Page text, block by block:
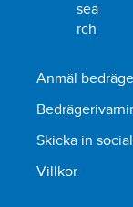
Anmäl
Skicka in
Villkor